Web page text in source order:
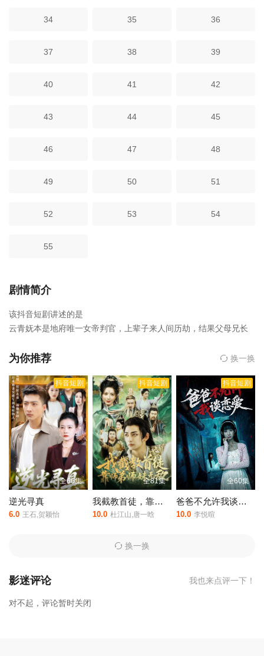
34 35 36
37 38 39
40 41 42
43 44 45
46 47 48
49 50 51
52 53 54
55
剧情简介
该抖音短剧讲述的是
云青妩本是地府唯一女帝判官，上辈子来人间历劫，结果父母兄长
间为父母报仇，于是找到一个人间被做成活人煞的小倒霉蛋借尸还
王萧沉砚。而同样背负着血海深仇一心要为云家翻案复仇的萧沉
砚，看着从棺材里复活的面若娇花实则心狠手辣的王妃，一边忌惮
一边又颇感熟悉忍不住亲近。
，判官王妃不好惹是由内详执导,云青妩等人主演的,于2024年上映。
相关赞助院线：策驰影院，星辰影院，星空影院，西瓜影院，抖音
短剧视频等40集全集完整版资源免费在线观看。
为你推荐 换一换
抖音短剧
全66集
逆光寻真
6.0 王石,贺颖怡
抖音短剧
全81集
我截教首徒，靠师弟师妹无敌
10.0 杜江山,唐一晗
抖音短剧
全60集
爸爸不允许我谈恋爱
10.0 李悦暄
换一换
影迷评论 我也来点评一下！
对不起，评论暂时关闭